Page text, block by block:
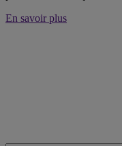
En savoir plus